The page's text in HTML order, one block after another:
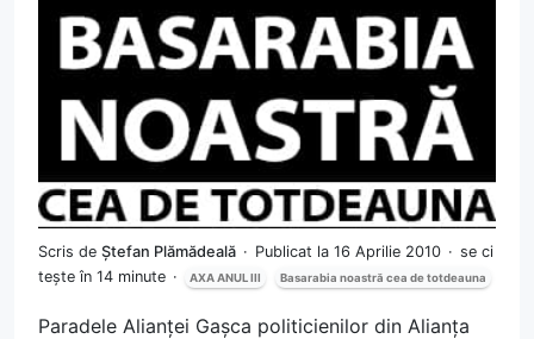
Scris de Ștefan Plămădeală Publicat la 16 Aprilie 2010
se ci
tește în 14 minute
AXA ANUL III Basarabia noastră cea de totdeauna
Paradele Alianței Gașca politicienilor din Alianța